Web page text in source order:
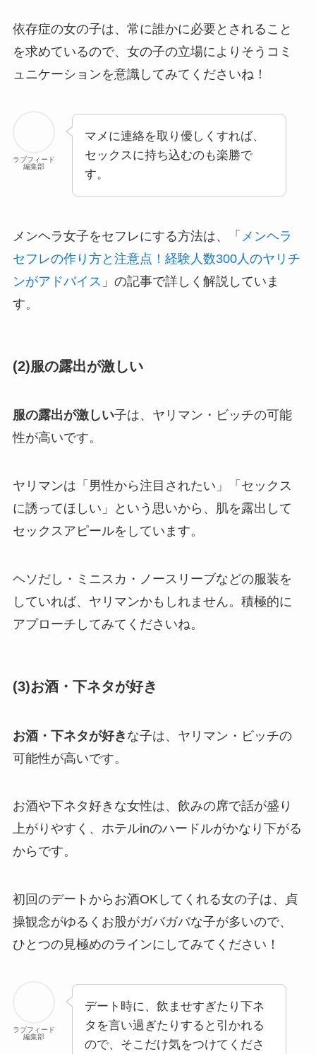
依存症の女の子は、常に誰かに必要とされること
を求めているので、女の子の立場によりそうコミ
ュニケーションを意識してみてくださいね！
ラブフィード
編集部
マメに連絡を取り優しくすれば、
セックスに持ち込むのも楽勝で
す。
メンヘラ女子をセフレにする方法は、「 メンヘラ
セフレの作り方と注意点！経験人数300人のヤリチ
ンがアドバイス 」の記事で詳しく解説していま
す。
(2)服の露出が激しい
服の露出が激しい子は、ヤリマン・ビッチの可能
性が高いです。
ヤリマンは「男性から注目されたい」「セックス
に誘ってほしい」という思いから、肌を露出して
セックスアピールをしています。
ヘソだし・ミニスカ・ノースリーブなどの服装を
していれば、ヤリマンかもしれません。積極的に
アプローチしてみてくださいね。
(3)お酒・下ネタが好き
お酒・下ネタが好き な子は、ヤリマン・ビッチの
可能性が高いです。
お酒や下ネタ好きな女性は、飲みの席で話が盛り
上がりやすく、ホテルinのハードルがかなり下がる
からです。
初回のデートからお酒OKしてくれる女の子は、貞
操観念がゆるくお股がガバガバな子が多いので、
ひとつの見極めのラインにしてみてください！
ラブフィード
編集部
デート時に、飲ませすぎたり下ネ
タを言い過ぎたりすると引かれる
ので、そこだけ気をつけてくださ